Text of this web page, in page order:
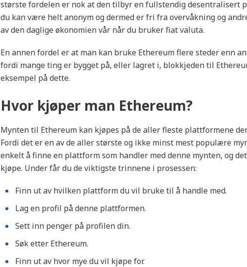
største fordelen er nok at den tilbyr en fullstendig desentralisert
du kan være helt anonym og dermed er fri fra overvåkning og
av den daglige økonomien vår når du bruker fiat valuta.
En annen fordel er at man kan bruke Ethereum flere steder enn
fordi mange ting er bygget på, eller lagret i, blokkjeden til
eksempel på dette.
Hvor kjøper man Ethereum?
Mynten til Ethereum kan kjøpes på de aller fleste plattformene
Fordi det er en av de aller største og ikke minst mest populære
enkelt å finne en plattform som handler med denne mynten, og
kjøpe. Under får du de viktigste trinnene i prosessen:
Finn ut av hvilken plattform du vil bruke til å handle med.
Lag en profil på denne plattformen.
Sett inn penger på profilen din.
Søk etter Ethereum.
Finn ut av hvor mye du vil kjøpe for.